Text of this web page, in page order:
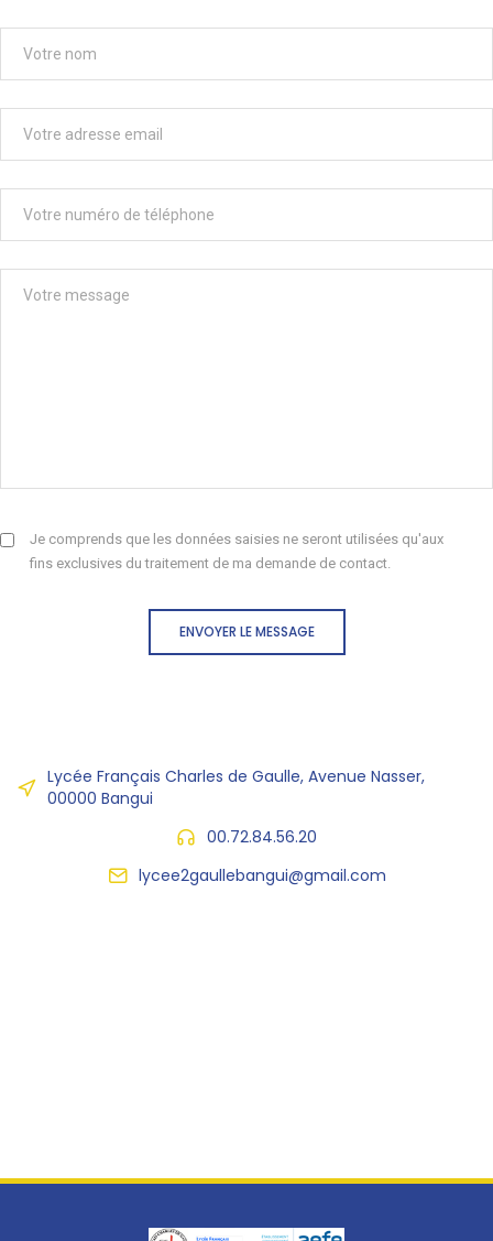
Je comprends que les données saisies ne seront utilisées qu'aux
fins exclusives du traitement de ma demande de contact.
ENVOYER LE MESSAGE
Lycée Français Charles de Gaulle, Avenue Nasser,
00000 Bangui
00.72.84.56.20
lycee2gaullebangui@gmail.com